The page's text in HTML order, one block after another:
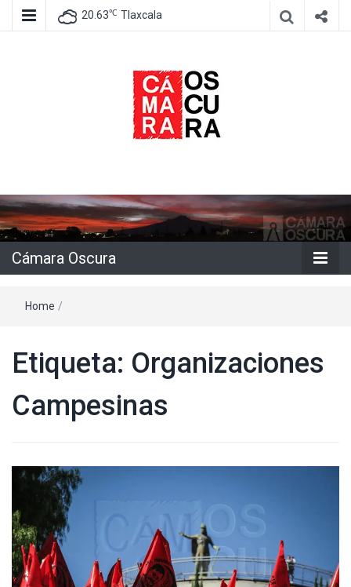
20.63℃ Tlaxcala
Cámara
Oscura
Cámara Oscura
Home /
Etiqueta: Organizaciones
Campesinas